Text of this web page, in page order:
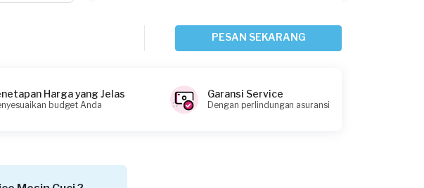
Siti requested Service Mesin Cuci
Request Fulfilled
Gisella Alrisa requested Service Mesin
PESAN SEKARANG
Harga yang Jelas
budget Anda
Garansi Service
Dengan perlindungan asuransi